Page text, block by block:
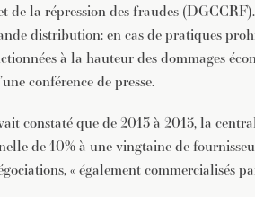
de la répression des fraudes
distribution: en cas de pratiques
à la hauteur des dommages
conférence de presse.
constaté que de 2013 à 2015, la
de 10% à une vingtaine de
« également commercialisés